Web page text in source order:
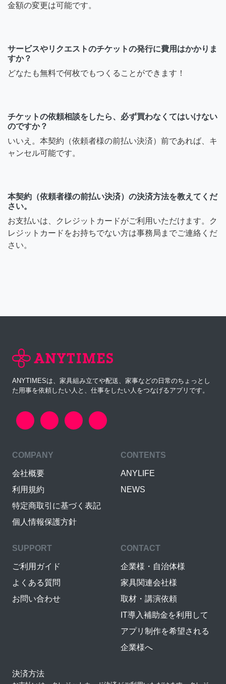
金額の変更は可能です。
サービスやリクエストのチケットの発行に費用はかかりま
すか？
どなたも無料で何枚でもつくることができます！
チケットの依頼相談をしたら、必ず買わなくてはいけない
のですか？
いいえ。本契約（依頼者様の前払い決済）前であれば、キ
ャンセル可能です。
本契約（依頼者様の前払い決済）の決済方法を教えてくだ
さい。
お支払いは、クレジットカードがご利用いただけます。ク
レジットカードをお持ちでない方は事務局までご連絡くだ
さい。
ANYTIMESは、家具組み立てや配送、家事などの日常のちょっとし
た用事を依頼したい人と、仕事をしたい人をつなげるアプリです。
COMPANY
会社概要
利用規約
特定商取引に基づく表記
個人情報保護方針
CONTENTS
ANYLIFE
NEWS
SUPPORT
ご利用ガイド
よくある質問
お問い合わせ
CONTACT
企業様・自治体様
家具関連会社様
取材・講演依頼
IT導入補助金を利用して
アプリ制作を希望される
企業様へ
決済方法